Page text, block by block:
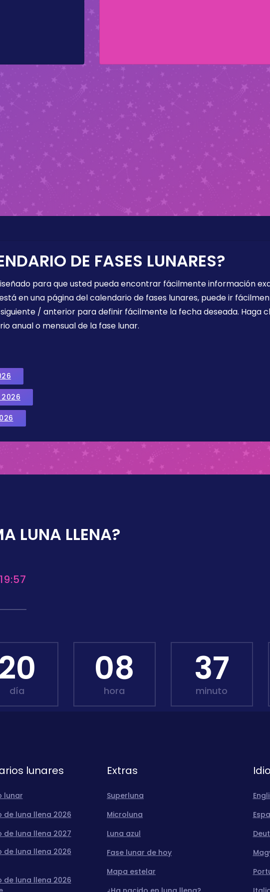
DE FASES LUNARES?
para que usted pueda encontrar fácilmente información
en una página del calendario de fases lunares, puede ir
/ anterior para definir fácilmente la fecha deseada. Haga
anual o mensual de la fase lunar.
2026
LUNA LLENA?
20
día
08
hora
37
minuto
lunares
lunar
de luna llena 2026
de luna llena 2027
de luna llena 2026
de luna llena 2026
Extras
Superluna
Microluna
Luna azul
Fase lunar de hoy
Mapa estelar